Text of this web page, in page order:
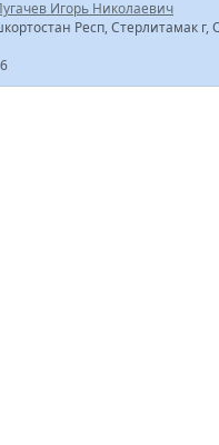
Игорь Николаевич
Респ, Стерлитамак г,